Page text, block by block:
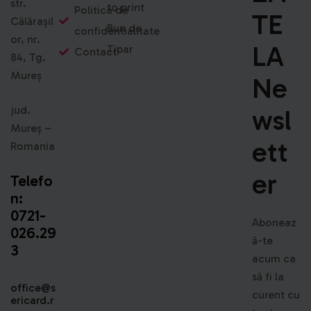
TE
LA
Ne
Wsl
Ett
Er
Aboneaz
ă-te
acum ca
să fi la
curent cu
Politica de
confidentialitate
Contact
to print
Bun de
Tipar
str.
Călărașil
or, nr.
84, Tg.
Mureș
jud.
Mureș –
Romania
Telefo
n:
0721-
026.29
3
office@s
ericard.r